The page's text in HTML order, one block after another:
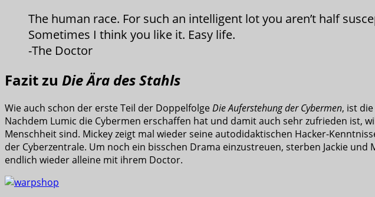
The human race. For such an intelligent lot you aren’t half
Sometimes I think you like it. Easy life.
-The Doctor
Fazit zu Die Ära des Stahls
Wie auch schon der erste Teil der DoppelfolgeDie Auferstehung der Cybermen, ist
Nachdem Lumic die Cybermen erschaffen hat und damit auch sehr zufrieden ist,
Menschheit sind. Mickey zeigt mal wieder seine autodidaktischen Hacker-
der Cyberzentrale. Um noch ein bisschen Drama einzustreuen, sterben Jackie
endlich wieder alleine mit ihrem Doctor.